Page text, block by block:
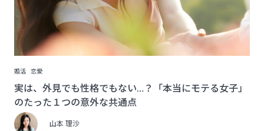
婚活 恋愛
実は、外見でも性格でもない…？「本当にモテる女子」
のたった１つの意外な共通点
山本 理沙